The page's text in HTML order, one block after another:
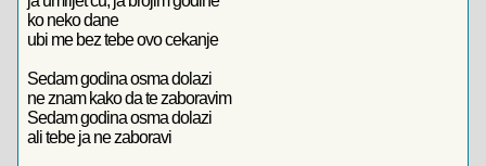
ko neko dane
ubi me bez tebe ovo cekanje
Sedam godina osma dolazi
ne znam kako da te zaboravim
Sedam godina osma dolazi
ali tebe ja ne zaboravi